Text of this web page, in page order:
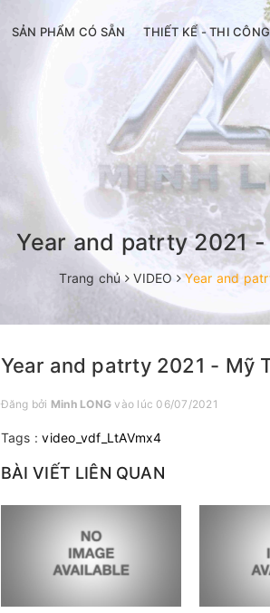
SẢN PHẨM CÓ SẴN THIẾT KẾ - THI CÔNG
Year and patrty 2021
Trang chủ VIDEO Year and
Year and patrty 2021 - Mỹ
Đăng bởi Minh LONG vào lúc 06/07/2021
Tags :video_vdf_LtAVmx4
BÀI VIẾT LIÊN QUAN